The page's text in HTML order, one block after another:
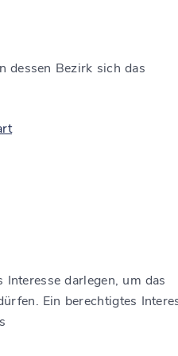
dessen Bezirk sich das
darlegen, um das
Ein berechtigtes